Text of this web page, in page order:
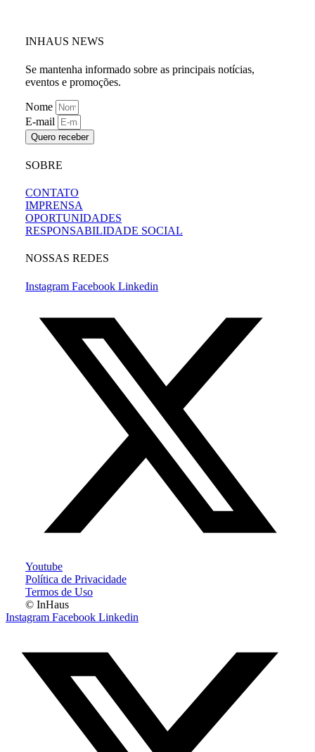
INHAUS NEWS
Se mantenha informado sobre as principais notícias,
eventos e promoções.
Nome
E-mail
Quero receber
SOBRE
CONTATO
IMPRENSA
OPORTUNIDADES
RESPONSABILIDADE SOCIAL
NOSSAS REDES
Instagram Facebook Linkedin
Youtube
Política de Privacidade
Termos de Uso
© InHaus
Instagram Facebook Linkedin